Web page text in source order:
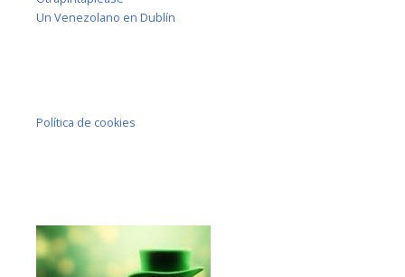
Un Venezolano en Dublín
Política de cookies